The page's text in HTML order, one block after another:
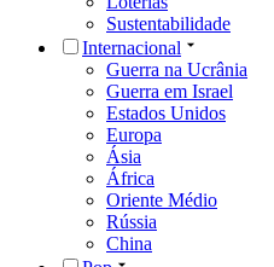
Sustentabilidade
Internacional
Guerra na Ucrânia
Guerra em Israel
Estados Unidos
Europa
Ásia
África
Oriente Médio
Rússia
China